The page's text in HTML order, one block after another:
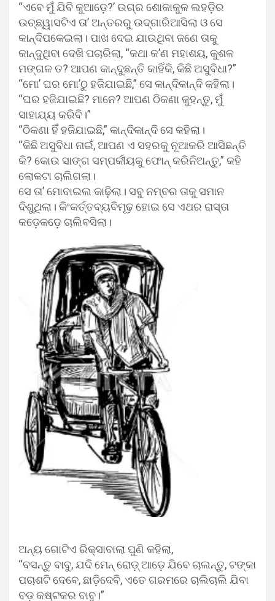
“ଏବେ ମୁଁ ଯିବି କୁଆଡ଼େ?’ ଉଗ୍ର ଶୋକାକୁଳ ଲହଡ଼ିର
ଉଚ୍ଛ୍ୱାସଟିଏ ତା’ ଅନ୍ତରରୁ ଉଦ୍‌ଗାରିଆସିଲା ଓ ସେ
କାନ୍ଦିପକେଇଲା। ପାଖ ଦେଇ ଯାଉଥିବା ଜଣେ ତାକୁ
କାନ୍ଦୁଥିବା ଦେଖି ପଚାରିଲା, “କଥା କ’ଣ ମହାଶୟ, କୁଶଳ
ମଙ୍ଗଳ ତ? ଆପଣ କାନ୍ଦୁଛନ୍ତି କାହିଁକି, କିଛି ଅସୁବିଧା?”
“ମୋ’ ଘର ମୋ’ଠୁ ହଜିଯାଇଛି,” ସେ କାନ୍ଦିକାନ୍ଦି କହିଲା।
“ଘର ହଜିଯାଇଛି? ମାନେ? ଆପଣ ଠିକଣା କୁହନ୍ତୁ, ମୁଁ
ସାହାଯ୍ୟ କରିବି।”
“ଠିକଣା ହିଁ ହଜିଯାଇଛି,” କାନ୍ଦିକାନ୍ଦି ସେ କହିଲା।
“କିଛି ଅସୁବିଧା ନାଇଁ, ଆପଣ ଏ ସହରକୁ ନୂଆକରି ଆସିଛନ୍ତି
କି? କୋଉ ସାଙ୍ଗ ସମ୍ପର୍କୀୟକୁ ଫୋନ୍ କରିନିଅନ୍ତୁ,” କହି
ଲୋକଟା ଚାଲିଗଲା।
ସେ ତା’ ମୋବାଇଲ କାଢ଼ିଲା। ସବୁ ନମ୍ବର ତାକୁ ସମାନ
ଦିଶୁଥିଲା। କିଂକର୍ତ୍ତବ୍ୟବିମୂଢ଼ ହୋଇ ସେ ଏଥର ରାସ୍ତା
କଡ଼େକଡ଼େ ଚାଲିବସିଲା।
ଅନ୍ୟ ଗୋଟିଏ ରିକ୍ସାବାଲା ପୁଣି କହିଲା,
“ବସନ୍ତୁ ବାବୁ, ଯଦି ମେନ୍ ରୋଡ଼୍ ଆଡ଼େ ଯିବେ ଚାଲନ୍ତୁ, ଟଙ୍କା
ପଚାଶଟି ଦେବେ, ଛାଡ଼ିଦେବି, ଏତେ ଗରମରେ ଚାଲିଚାଲି ଯିବା
ବଡ଼ କଷ୍ଟକର ବାବୁ।”